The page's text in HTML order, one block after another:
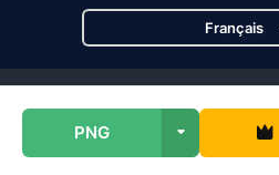
PNG
Français